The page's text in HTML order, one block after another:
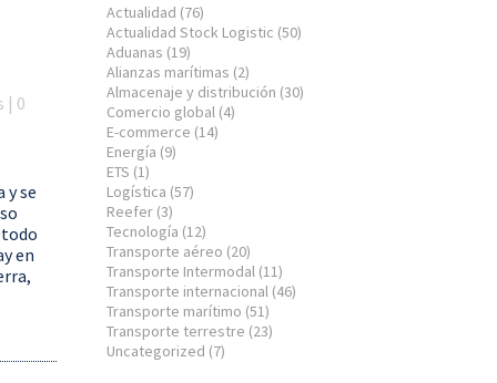
| 0
y se
en
Actualidad (76)
Actualidad Stock Logistic (50)
Aduanas (19)
Alianzas marítimas (2)
Almacenaje y distribución (30)
Comercio global (4)
E-commerce (14)
Energía (9)
ETS (1)
Logística (57)
Reefer (3)
Tecnología (12)
Transporte aéreo (20)
Transporte Intermodal (11)
Transporte internacional (46)
Transporte marítimo (51)
Transporte terrestre (23)
Uncategorized (7)